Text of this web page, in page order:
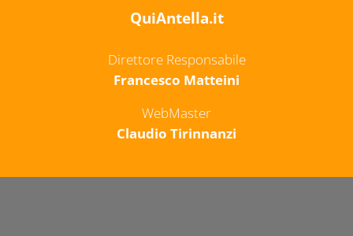
QuiAntella.it
Direttore Responsabile
Francesco Matteini
WebMaster
Claudio Tirinnanzi